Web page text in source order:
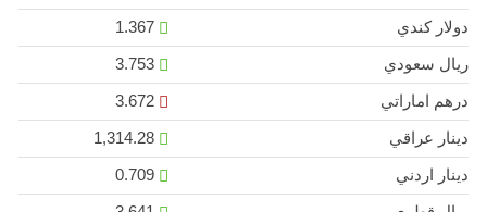
دولار كندي
1.367
ريال سعودي
3.753
درهم اماراتي
3.672
دينار عراقي
1,314.28
دينار اردني
0.709